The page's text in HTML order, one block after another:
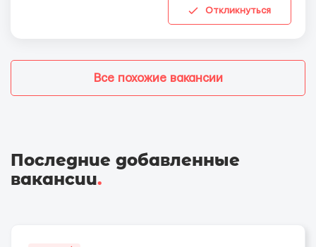
Откликнуться
Все похожие вакансии
Последние добавленные
вакансии.